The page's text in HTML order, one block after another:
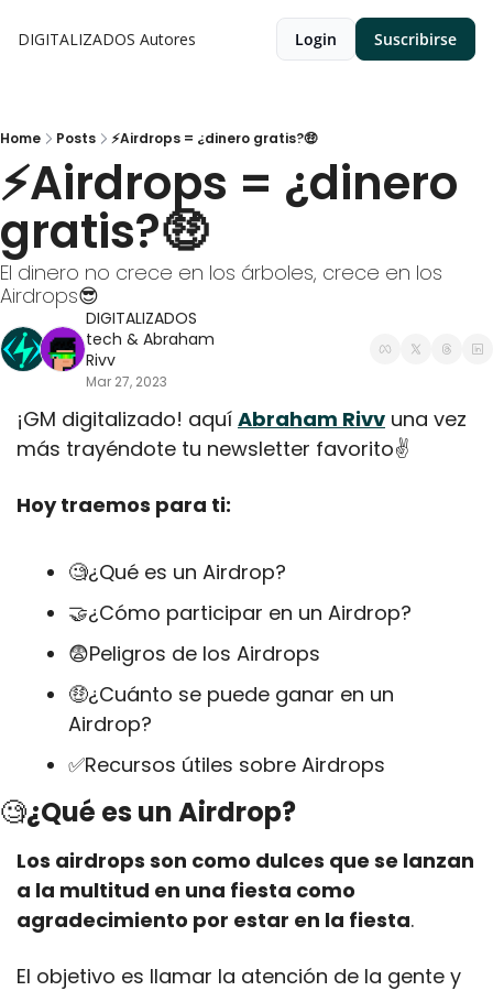
DIGITALIZADOS Autores Login Suscribirse
Home Posts ⚡Airdrops = ¿dinero gratis?🤑
⚡Airdrops = ¿dinero
gratis?🤑
El dinero no crece en los árboles, crece en los
Airdrops😎
DIGITALIZADOS
tech & Abraham
Rivv
Mar 27, 2023
¡GM digitalizado! aquí Abraham Rivv una vez
más trayéndote tu newsletter favorito✌️
Hoy traemos para ti:
🧐¿Qué es un Airdrop?
🤝¿Cómo participar en un Airdrop?
😨Peligros de los Airdrops
🤑¿Cuánto se puede ganar en un
Airdrop?
✅Recursos útiles sobre Airdrops
🧐¿Qué es un Airdrop?
Los airdrops son como dulces que se lanzan
a la multitud en una fiesta como
agradecimiento por estar en la fiesta.
El objetivo es llamar la atención de la gente y